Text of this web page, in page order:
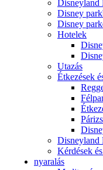
Disneyland
Disney
Disney
Hotelek
Utazás
Étkezések
Disneyland
Kérdések
nyaralás